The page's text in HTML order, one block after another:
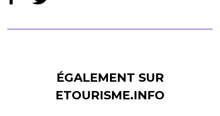
ÉGALEMENT SUR
ETOURISME.INFO